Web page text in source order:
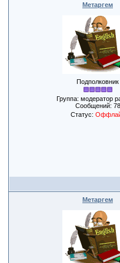
Метаргем
Подполковник
Группа: модератор
Сообщений: 78
Статус:
Метаргем